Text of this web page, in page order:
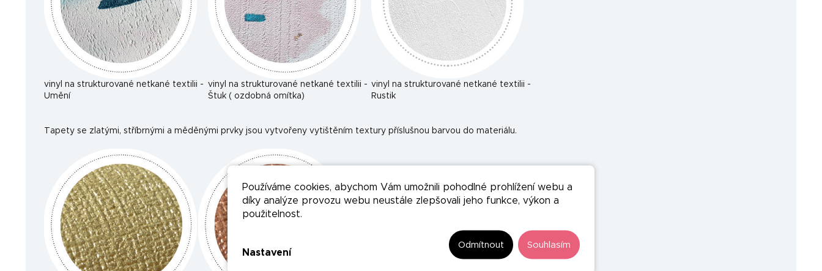
Používáme cookies, abychom Vám umožnili pohodlné prohlížení webu a
díky analýze provozu webu neustále zlepšovali jeho funkce, výkon a
použitelnost.
Nastavení
Odmítnout Souhlasím
vinyl na strukturované netkané textilii -
Umění
vinyl na strukturované netkané textilii -
Štuk ( ozdobná omítka)
vinyl na strukturované netkané textilii -
Rustik
Tapety se zlatými, stříbrnými a měděnými prvky jsou vytvořeny vytištěním textury příslušnou barvou do materiálu.